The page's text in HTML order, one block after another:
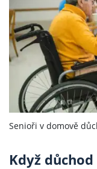
Senioři v domově
Když